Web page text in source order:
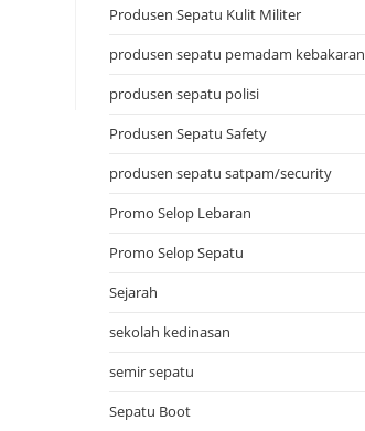
Produsen Sepatu Kulit Militer
produsen sepatu pemadam kebakaran
produsen sepatu polisi
Produsen Sepatu Safety
produsen sepatu satpam/security
Promo Selop Lebaran
Promo Selop Sepatu
Sejarah
sekolah kedinasan
semir sepatu
Sepatu Boot